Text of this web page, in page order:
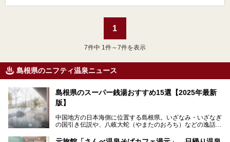
1
7件中 1件～7件を表示
島根県のニフティ温泉ニュース
島根県のスーパー銭湯おすすめ15選【2025年最新
版】
中国地方の日本海側に位置する島根県。いざなみ・いざなぎ
の国引き伝説や、八岐大蛇（やまたのおろち）などの逸話が
の参拝客が訪れます。「出雲縁結び空港」への直行便なら、